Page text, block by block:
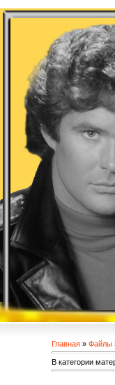
Главная » Файлы
В категории